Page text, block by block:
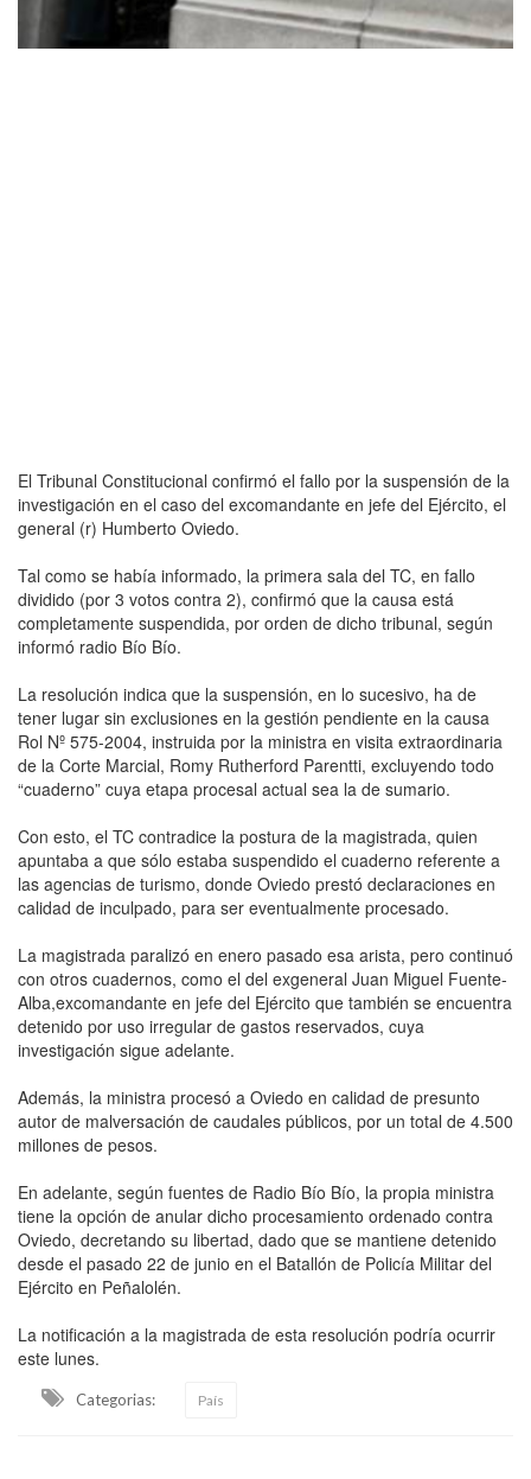
El Tribunal Constitucional confirmó el fallo por la suspensión de la
investigación en el caso del excomandante en jefe del Ejército, el
general (r) Humberto Oviedo.
Tal como se había informado, la primera sala del TC, en fallo
dividido (por 3 votos contra 2), confirmó que la causa está
completamente suspendida, por orden de dicho tribunal, según
informó radio Bío Bío.
La resolución indica que la suspensión, en lo sucesivo, ha de
tener lugar sin exclusiones en la gestión pendiente en la causa
Rol Nº 575-2004, instruida por la ministra en visita extraordinaria
de la Corte Marcial, Romy Rutherford Parentti, excluyendo todo
“cuaderno” cuya etapa procesal actual sea la de sumario.
Con esto, el TC contradice la postura de la magistrada, quien
apuntaba a que sólo estaba suspendido el cuaderno referente a
las agencias de turismo, donde Oviedo prestó declaraciones en
calidad de inculpado, para ser eventualmente procesado.
La magistrada paralizó en enero pasado esa arista, pero continuó
con otros cuadernos, como el del exgeneral Juan Miguel Fuente-
Alba,excomandante en jefe del Ejército que también se encuentra
detenido por uso irregular de gastos reservados, cuya
investigación sigue adelante.
Además, la ministra procesó a Oviedo en calidad de presunto
autor de malversación de caudales públicos, por un total de 4.500
millones de pesos.
En adelante, según fuentes de Radio Bío Bío, la propia ministra
tiene la opción de anular dicho procesamiento ordenado contra
Oviedo, decretando su libertad, dado que se mantiene detenido
desde el pasado 22 de junio en el Batallón de Policía Militar del
Ejército en Peñalolén.
La notificación a la magistrada de esta resolución podría ocurrir
este lunes.
Categorias: País